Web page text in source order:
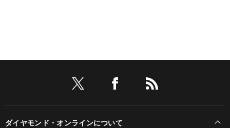
ダイヤモンド・オンラインについて